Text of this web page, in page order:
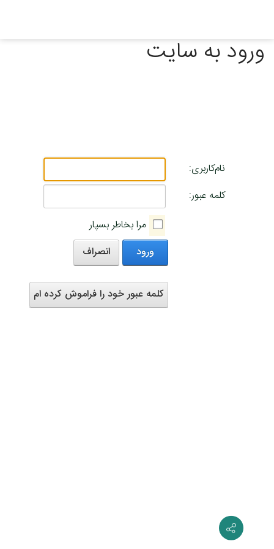
ورود به سایت
نام‌کاربری:
کلمه عبور:
مرا بخاطر بسپار
ورود
انصراف
کلمه عبور خود را فراموش کرده ام